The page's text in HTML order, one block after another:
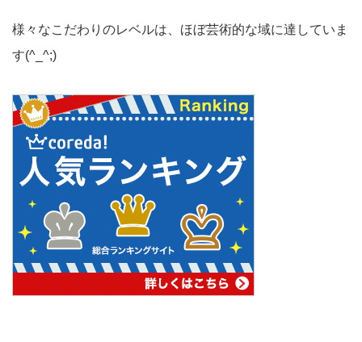
様々なこだわりのレベルは、ほぼ芸術的な域に達していま
す(^_^;)